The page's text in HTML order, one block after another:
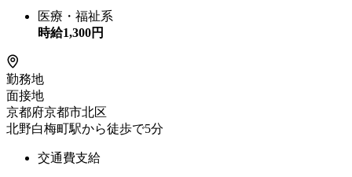
医療・福祉系
時給1,300円
勤務地
面接地
京都府京都市北区
北野白梅町駅から徒歩で5分
交通費支給